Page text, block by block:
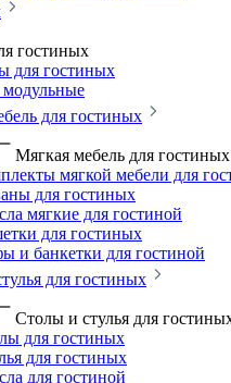
гостиных
для гостиных
для гостиных
Мягкая мебель для гостиных
мягкой мебели для
для гостиных
мягкие для гостиной
для гостиных
и банкетки для гостиной
для гостиных
Столы и стулья для
для гостиных
для гостиных
для гостиной